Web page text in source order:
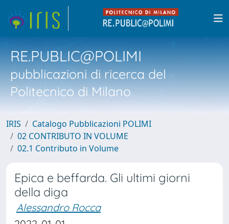
RE.PUBLIC@POLIMI
pubblicazioni di ricerca del
Politecnico di Milano
IRIS
Catalogo Pubblicazioni POLIMI
02 CONTRIBUTO IN VOLUME
02.1 Contributo in Volume
Epica e beffarda. Gli ultimi giorni
della diga
Alessandro Rocca